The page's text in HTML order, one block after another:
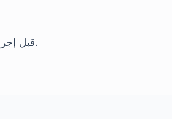
قبل إجراء عملية التركيب للقرص الجديد، لا يزال لدينا بعض الأمور للقيام بها.